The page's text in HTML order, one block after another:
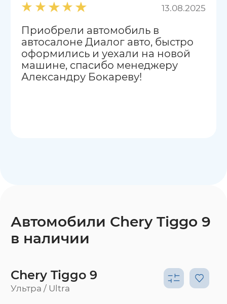
13.08.2025
Приобрели автомобиль в
автосалоне Диалог авто, быстро
оформились и уехали на новой
машине, спасибо менеджеру
Александру Бокареву!
Автомобили Chery Tiggo 9
в наличии
Chery Tiggo 9
Ультра / Ultra